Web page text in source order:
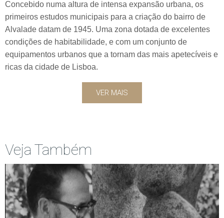
Concebido numa altura de intensa expansão urbana, os
primeiros estudos municipais para a criação do bairro de
Alvalade datam de 1945. Uma zona dotada de excelentes
condições de habitabilidade, e com um conjunto de
equipamentos urbanos que a tornam das mais apetecíveis e
ricas da cidade de Lisboa.
VER MAIS
Veja Também